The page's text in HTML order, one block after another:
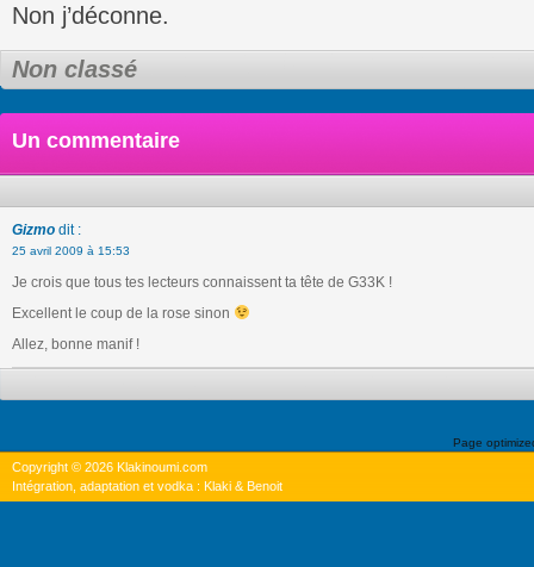
Non j’déconne.
Non classé
Un commentaire
Gizmo dit :
25 avril 2009 à 15:53
Je crois que tous tes lecteurs connaissent ta tête de G33K !
Excellent le coup de la rose sinon
Allez, bonne manif !
Page
Copyright © 2026 Klakinoumi.com
Intégration, adaptation et vodka : Klaki & Benoit